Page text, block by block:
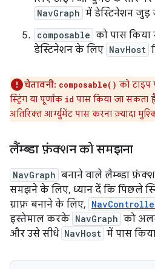
NavGraph में डेस्टिनेशन जुड़
composable को पास किया
डेस्टिनेशन के लिए NavHost
चेतावनी: composable() को
स्ट्रिंग या पूर्णांक id पास किया जा सकता
अतिरिक्त आर्ग्युमेंट पास करना ज़्यादा
लैंम्ब्डा फ़ंक्शन को समझना
NavGraph बनाने वाले लैम्ब्डा
समझने के लिए, ध्यान दें कि पिछले
ग्राफ़ बनाने के लिए,
इस्तेमाल करके NavGraph को
और उसे सीधे NavHost में पास